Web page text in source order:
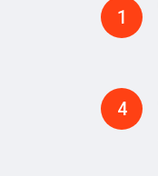
1
4